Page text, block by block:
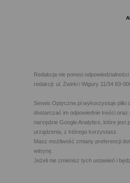
Redakcja nie ponosi
redakcji: ul. Żwirki i Wigury 11/34 83-
Serwis Optyczne.pl wykorzystuje pliki
dostarczać im odpowiednie treści
narzędzie Google Analytics, które jest
urządzenia, z którego korzystasz.
Masz możliwość zmiany preferencji
witrynę.
Jeżeli nie zmienisz tych ustawień i